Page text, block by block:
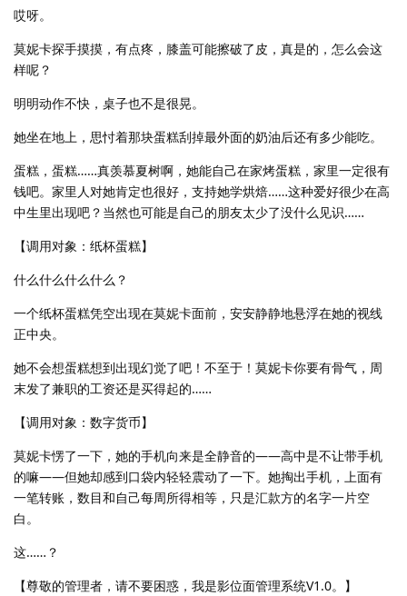
哎呀。
莫妮卡探手摸摸，有点疼，膝盖可能擦破了皮，真是的，怎么会这
样呢？
明明动作不快，桌子也不是很晃。
她坐在地上，思忖着那块蛋糕刮掉最外面的奶油后还有多少能吃。
蛋糕，蛋糕……真羡慕夏树啊，她能自己在家烤蛋糕，家里一定很有
钱吧。家里人对她肯定也很好，支持她学烘焙……这种爱好很少在高
中生里出现吧？当然也可能是自己的朋友太少了没什么见识……
【调用对象：纸杯蛋糕】
什么什么什么什么？
一个纸杯蛋糕凭空出现在莫妮卡面前，安安静静地悬浮在她的视线
正中央。
她不会想蛋糕想到出现幻觉了吧！不至于！莫妮卡你要有骨气，周
末发了兼职的工资还是买得起的……
【调用对象：数字货币】
莫妮卡愣了一下，她的手机向来是全静音的——高中是不让带手机
的嘛——但她却感到口袋内轻轻震动了一下。她掏出手机，上面有
一笔转账，数目和自己每周所得相等，只是汇款方的名字一片空
白。
这……？
【尊敬的管理者，请不要困惑，我是影位面管理系统V1.0。】